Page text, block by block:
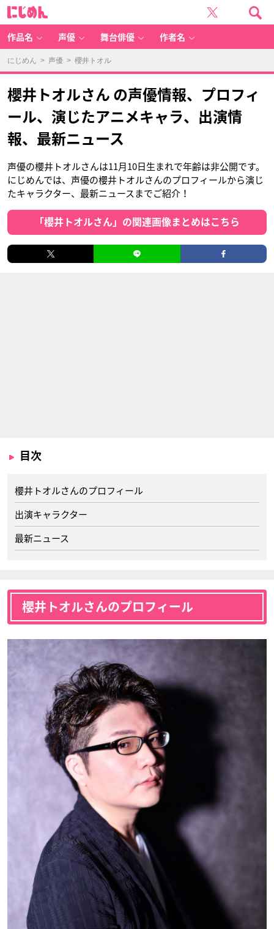
作品名 声優 舞台俳優 作者名
にじめん > 声優 > 櫻井トオル
櫻井トオルさん の声優情報、プロフィ
ール、演じたアニメキャラ、出演情
報、最新ニュース
声優の櫻井トオルさんは11月10日生まれで年齢は非公開です。
にじめんでは、声優の櫻井トオルさんのプロフィールから演じ
たキャラクター、最新ニュースまでご紹介！
「櫻井トオルさん」の関連画像まとめはこちら
目次
櫻井トオルさんのプロフィール
出演キャラクター
最新ニュース
櫻井トオルさんのプロフィール